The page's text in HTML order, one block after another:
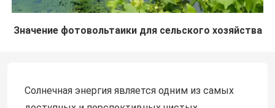
Значение фотовольтаики для сельского хозяйства
Солнечная энергия является одним из самых